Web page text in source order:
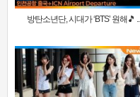
방탄소년단, 시대가 ‘BTS’ 원해🎵 ..